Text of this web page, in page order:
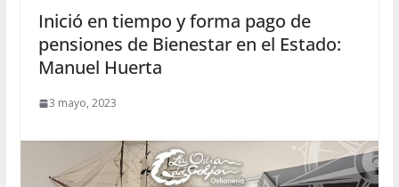
Inició en tiempo y forma pago de
pensiones de Bienestar en el Estado:
Manuel Huerta
3 mayo, 2023